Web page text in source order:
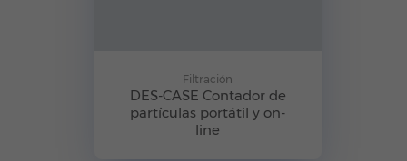
Filtración
DES-CASE Contador de
partículas portátil y on-
line